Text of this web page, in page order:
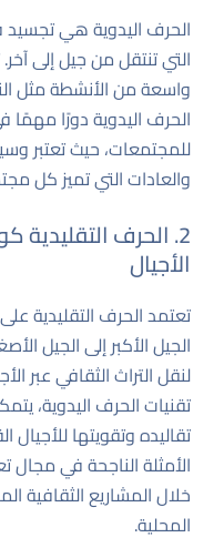
الحرف اليدوية هي تجسيد
التي تنتقل من جيل إلى
واسعة من الأنشطة مثل
الحرف اليدوية دورًا مهمًا
للمجتمعات، حيث تعتبر
والعادات التي تميز كل
2. الحرف التقليدية
الأجيال
تعتمد الحرف التقليدية
الجيل الأكبر إلى الجيل
لنقل التراث الثقافي عبر
تقنيات الحرف اليدوية،
تقاليده وتقويتها
الأمثلة الناجحة في مجال
خلالالمشاريع الثقافية
المحلية.